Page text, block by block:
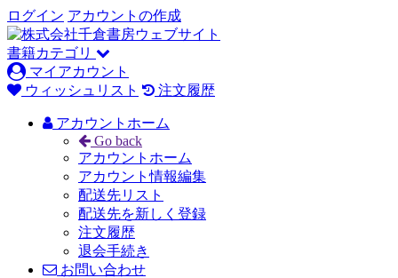
ログイン アカウントの作成
書籍カテゴリ
マイアカウント
ウィッシュリスト
注文履歴
アカウントホーム
Go back
アカウントホーム
アカウント情報編集
配送先リスト
配送先を新しく登録
注文履歴
退会手続き
お問い合わせ